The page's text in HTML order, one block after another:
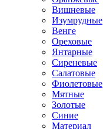
Вишневые
Изумрудные
Венге
Ореховые
Янтарные
Сиреневые
Салатовые
Фиолетовые
Мятные
Золотые
Синие
Материал